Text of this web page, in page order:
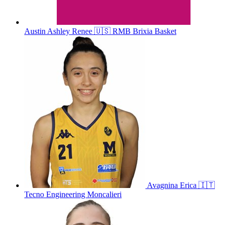
AustinAshley Renee 🇺🇸 RMB Brixia Basket
Avagnina Erica 🇮🇹
Tecno Engineering Moncalieri